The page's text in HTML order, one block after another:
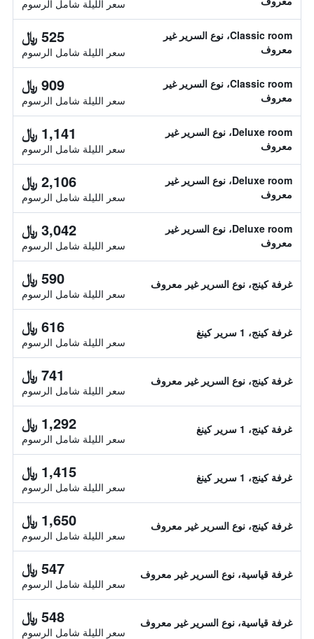
سعر الليلة شامل الرسوم
Classic room، نوع السرير غير
معروف
525 ﷼
سعر الليلة شامل الرسوم
Classic room، نوع السرير غير
معروف
909 ﷼
سعر الليلة شامل الرسوم
Deluxe room، نوع السرير غير
معروف
1,141 ﷼
سعر الليلة شامل الرسوم
Deluxe room، نوع السرير غير
معروف
2,106 ﷼
سعر الليلة شامل الرسوم
Deluxe room، نوع السرير غير
معروف
3,042 ﷼
سعر الليلة شامل الرسوم
غرفة كينج، نوع السرير غير معروف 590 ﷼
سعر الليلة شامل الرسوم
غرفة كينج، 1 سرير كينغ 616 ﷼
سعر الليلة شامل الرسوم
غرفة كينج، نوع السرير غير معروف 741 ﷼
سعر الليلة شامل الرسوم
غرفة كينج، 1 سرير كينغ 1,292 ﷼
سعر الليلة شامل الرسوم
غرفة كينج، 1 سرير كينغ 1,415 ﷼
سعر الليلة شامل الرسوم
غرفة كينج، نوع السرير غير معروف 1,650 ﷼
سعر الليلة شامل الرسوم
غرفة قياسية، نوع السرير غير معروف 547 ﷼
سعر الليلة شامل الرسوم
غرفة قياسية، نوع السرير غير معروف 548 ﷼
سعر الليلة شامل الرسوم